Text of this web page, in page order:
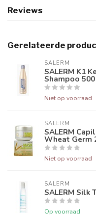
Reviews
Gerelateerde
SALERM
SALERM K1
Shampoo
Niet op voorraad
SALERM
SALERM
Wheat Germ
Niet op voorraad
SALERM
SALERM Silk
Op voorraad